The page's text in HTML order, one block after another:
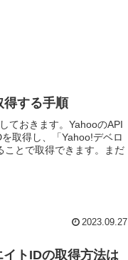
する手順
ておきます。YahooのAPI
取得し、「Yahoo!デベロ
ことで取得できます。まだ
2023.09.27
トIDの取得方法は